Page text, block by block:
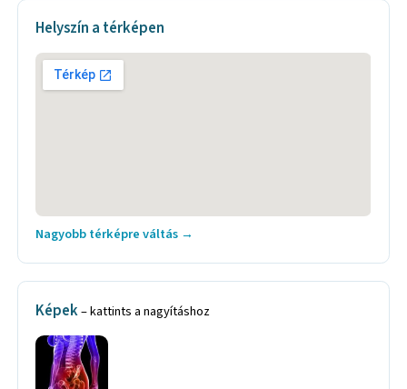
Helyszín a térképen
Nagyobb térképre váltás →
Képek– kattints a nagyításhoz